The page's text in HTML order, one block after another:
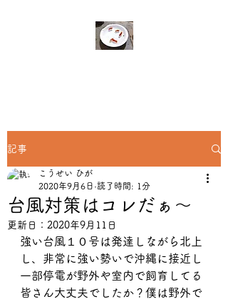
記事
台風対策はコレだぁ～
こうせい ひが
2020年9月6日 読了時間: 1分
更新日： 2020年9月11日
強い台風１０号は発達しながら北上
し、非常に強い勢いで沖縄に接近し
一部停電が野外や室内で飼育してる
皆さん大丈夫でしたか？僕は野外で